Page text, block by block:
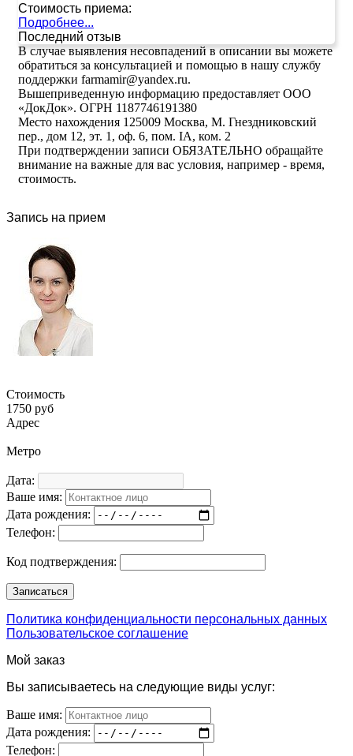
Стоимость приема:
Подробнее...
Последний отзыв
В случае выявления несовпадений в описании вы можете
обратиться за консультацией и помощью в нашу службу
поддержки farmamir@yandex.ru.
Вышеприведенную информацию предоставляет ООО
«ДокДок». ОГРН 1187746191380
Место нахождения 125009 Москва, М. Гнездниковский
пер., дом 12, эт. 1, оф. 6, пом. IA, ком. 2
При подтверждении записи ОБЯЗАТЕЛЬНО обращайте
внимание на важные для вас условия, например - время,
стоимость.
Запись на прием
Стоимость
1750 руб
Адрес
Метро
Дата:
Ваше имя:
Дата рождения:
Телефон:
Код подтверждения:
Политика конфиденциальности персональных данных
Пользовательское соглашение
Мой заказ
Вы записываетесь на следующие виды услуг:
Ваше имя:
Дата рождения:
Телефон: